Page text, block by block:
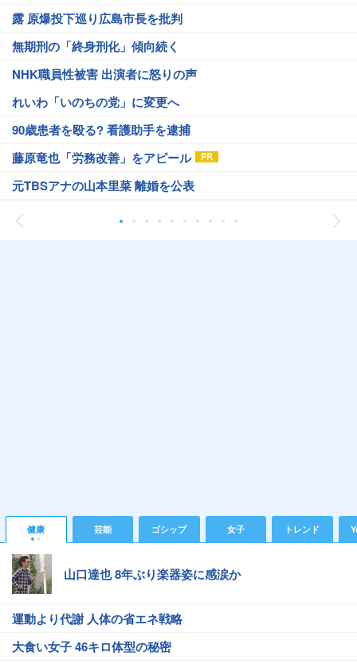
露 原爆投下巡り広島市長を批判
無期刑の「終身刑化」傾向続く
NHK職員性被害 出演者に怒りの声
れいわ「いのちの党」に変更へ
90歳患者を殴る? 看護助手を逮捕
藤原竜也「労務改善」をアピール
元TBSアナの山本里菜 離婚を公表
健康 芸能 ゴシップ 女子 トレンド
山口達也 8年ぶり楽器姿に感涙か
運動より代謝 人体の省エネ戦略
大食い女子 46キロ体型の秘密